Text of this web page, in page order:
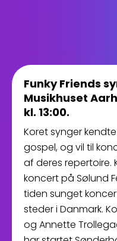
Funky Friends
Musikhuset
kl. 13:00.
Koret synger
gospel, og vil til
af deres repertoire.
koncert på Sølund
tiden sunget
steder i Danmark.
og Annette